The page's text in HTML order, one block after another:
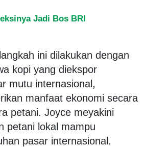
Jadi Bos BRI
ini dilakukan dengan
kopi yang diekspor
mutu internasional,
manfaat ekonomi secara
petani. Joyce meyakini
petani lokal mampu
pasar internasional.